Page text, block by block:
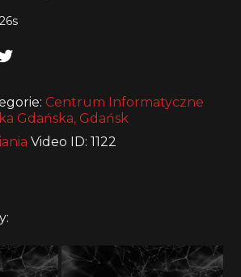
Centrum Informatyczne
Gdańska, Gdańsk
Video ID: 1122